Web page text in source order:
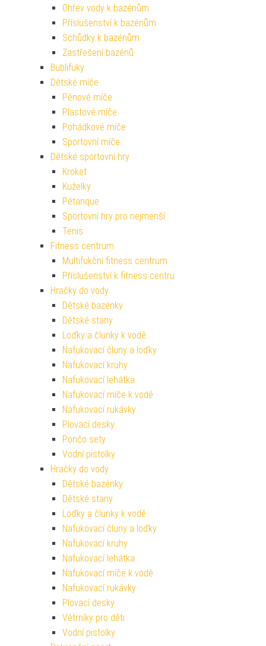
Ohřev vody k bazénům
Příslušenství k bazénům
Schůdky k bazénům
Zastřešení bazénů
Bublifuky
Dětské míče
Pěnové míče
Plastové míče
Pohádkové míče
Sportovní míče
Dětské sportovní hry
Kroket
Kuželky
Pétanque
Sportovní hry pro nejmenší
Tenis
Fitness centrum
Multifukční fitness centrum
Příslušenství k fitness centru
Hračky do vody
Dětské bazénky
Dětské stany
Loďky a člunky k vodě
Nafukovací čluny a loďky
Nafukovací kruhy
Nafukovací lehátka
Nafukovací míče k vodě
Nafukovací rukávky
Plovací desky
Pončo sety
Vodní pistolky
Hračky do vody
Dětské bazénky
Dětské stany
Loďky a člunky k vodě
Nafukovací čluny a loďky
Nafukovací kruhy
Nafukovací lehátka
Nafukovací míče k vodě
Nafukovací rukávky
Plovací desky
Větrníky pro děti
Vodní pistolky